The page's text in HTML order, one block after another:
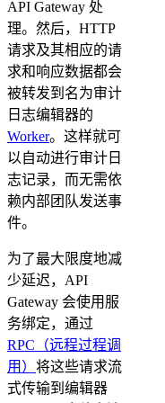
API Gateway 处
理。然后，HTTP
请求及其相应的请
求和响应数据都会
被转发到名为审计
日志编辑器的
Worker。这样就可
以自动进行审计日
志记录，而无需依
赖内部团队发送事
件。
为了最大限度地减
少延迟，API
Gateway 会使用服
务绑定，通过
RPC（远程过程调
用） 将这些请求流
式传输到编辑器